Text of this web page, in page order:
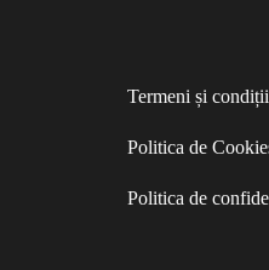
Termeni și condiții
Politica de
Politica de